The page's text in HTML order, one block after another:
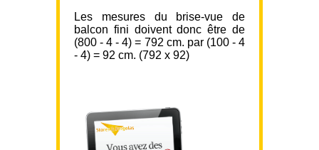
Les mesures du brise-vue de
balcon fini doivent donc être de
(800 - 4 - 4) = 792 cm. par (100 - 4
- 4) = 92 cm. (792 x 92)